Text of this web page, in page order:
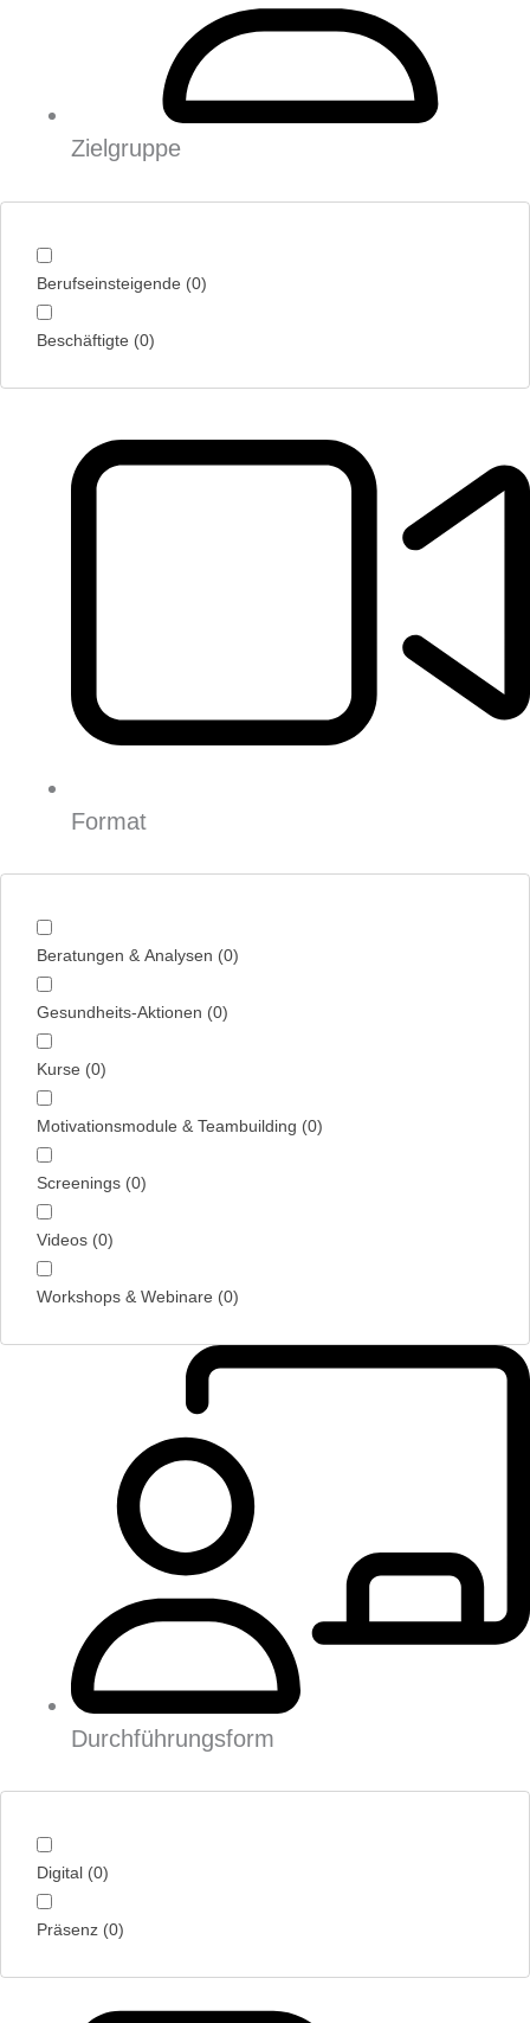
Zielgruppe
Berufseinsteigende (0)
Beschäftigte (0)
Format
Beratungen & Analysen (0)
Gesundheits-Aktionen (0)
Kurse (0)
Motivationsmodule & Teambuilding (0)
Screenings (0)
Videos (0)
Workshops & Webinare (0)
Durchführungsform
Digital (0)
Präsenz (0)